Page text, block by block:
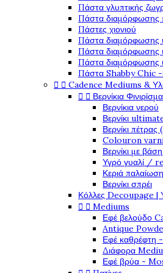
Πάστα γλυπτικής
Πάστα διαμόρφωσης
Πάστες χιονιού
Πάστα
Πάστα διαμόρφωσης
Πάστα
Πάστα Shabby Chic
  Cadence Mediums &
  Βερνίκια
Βερνίκια νερού
Βερνίκι
Βερνίκι
Colouron
Βερνίκι με
Υγρό γυαλί /
Κεριά
Βερνίκι σπρέι
Κόλλες Decoupage |
  Mediums
Εφέ βελούδο
Antique
Εφέ
Διάφορα
Εφέ βρύα -